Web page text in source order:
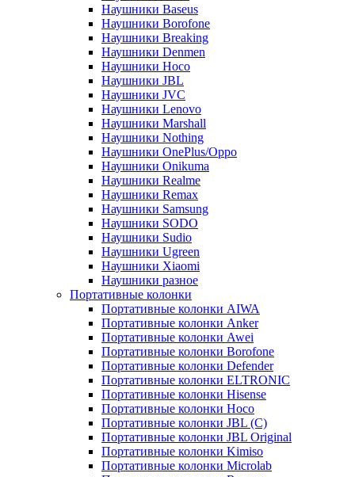
Наушники Baseus
Наушники Borofone
Наушники Breaking
Наушники Denmen
Наушники Hoco
Наушники JBL
Наушники JVC
Наушники Lenovo
Наушники Marshall
Наушники Nothing
Наушники OnePlus/Oppo
Наушники Onikuma
Наушники Realme
Наушники Remax
Наушники Samsung
Наушники SODO
Наушники Sudio
Наушники Ugreen
Наушники Xiaomi
Наушники разное
Портативные колонки
Портативные колонки AIWA
Портативные колонки Anker
Портативные колонки Awei
Портативные колонки Borofone
Портативные колонки Defender
Портативные колонки ELTRONIC
Портативные колонки Hisense
Портативные колонки Hoco
Портативные колонки JBL (C)
Портативные колонки JBL Original
Портативные колонки Kimiso
Портативные колонки Microlab